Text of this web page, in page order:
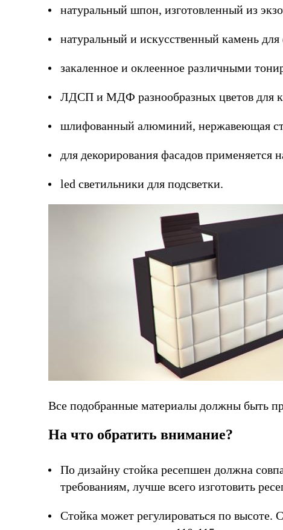
натуральный шпон, изготовленный из
натуральный и искусственный камень
закаленное и оклеенное различными
ЛДСП и МДФ разнообразных цветов для
шлифованный алюминий, нержавеющая
для декорирования фасадов применяется
led светильники для подсветки.
Все подобранные материалы должны быть
На что обратить внимание?
По дизайну стойка ресепшен должна
требованиям, лучше всего изготовить
Стойка может регулироваться по высоте.